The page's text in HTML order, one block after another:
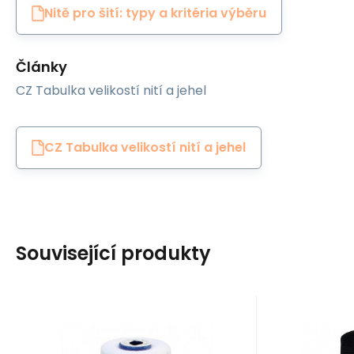
Nitě pro šití: typy a kritéria výběru
Články
CZ Tabulka velikostí nití a jehel
CZ Tabulka velikostí nití a jehel
Související produkty
Šicí nitě VIGA 80 do
153Kč
Skladem EAN: